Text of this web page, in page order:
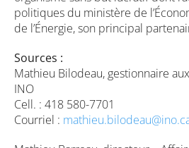
politiques du ministère de
de l’Énergie, son principal
Sources :
Mathieu Bilodeau, gestionnaire
INO
Cell. : 418 580-7701
Courriel :